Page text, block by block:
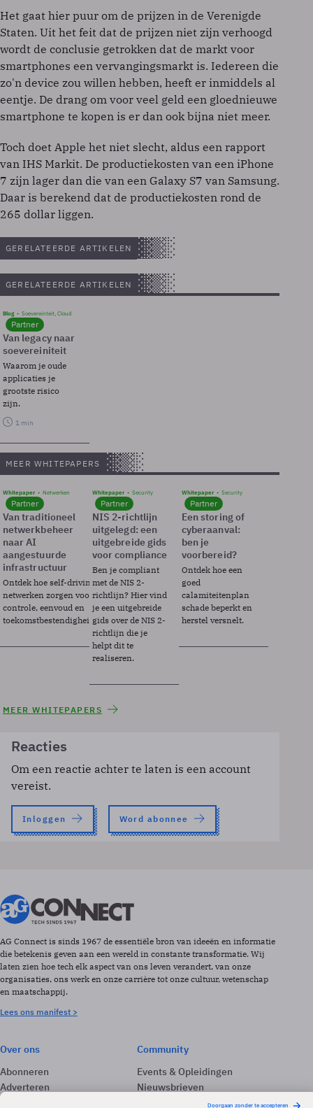
Het gaat hier puur om de prijzen in de Verenigde
Staten. Uit het feit dat de prijzen niet zijn verhoogd
wordt de conclusie getrokken dat de markt voor
smartphones een vervangingsmarkt is. Iedereen die
zo'n device zou willen hebben, heeft er inmiddels al
eentje. De drang om voor veel geld een gloednieuwe
smartphone te kopen is er dan ook bijna niet meer.
Toch doet Apple het niet slecht, aldus een rapport
van IHS Markit. De productiekosten van een iPhone
7 zijn lager dan die van een Galaxy S7 van Samsung.
Daar is berekend dat de productiekosten rond de
265 dollar liggen.
GERELATEERDE ARTIKELEN
GERELATEERDE ARTIKELEN
Blog Soevereinteit, Cloud
Partner
Van legacy naar
soevereiniteit
Waarom je oude
applicaties je
grootste risico
zijn.
1 min
MEER WHITEPAPERS
Whitepaper Netwerken
Partner
Van traditioneel
netwerkbeheer
naar AI
aangestuurde
infrastructuur
Ontdek hoe self-driving
netwerken zorgen voor
controle, eenvoud en
toekomstbestendigheid.
Whitepaper Security
Partner
NIS 2-richtlijn
uitgelegd: een
uitgebreide gids
voor compliance
Ben je compliant
met de NIS 2-
richtlijn? Hier vind
je een uitgebreide
gids over de NIS 2-
richtlijn die je
helpt dit te
realiseren.
Whitepaper Security
Partner
Een storing of
cyberaanval:
ben je
voorbereid?
Ontdek hoe een
goed
calamiteitenplan
schade beperkt en
herstel versnelt.
MEER WHITEPAPERS
Reacties
Om een reactie achter te laten is een account
vereist.
Inloggen Word abonnee
AG Connect is sinds 1967 de essentiële bron van ideeën en informatie
die betekenis geven aan een wereld in constante transformatie. Wij
laten zien hoe tech elk aspect van ons leven verandert, van onze
organisaties, ons werk en onze carrière tot onze cultuur, wetenschap
en maatschappij.
Lees ons manifest >
Over ons
Abonneren
Adverteren
Community
Events & Opleidingen
Nieuwsbrieven